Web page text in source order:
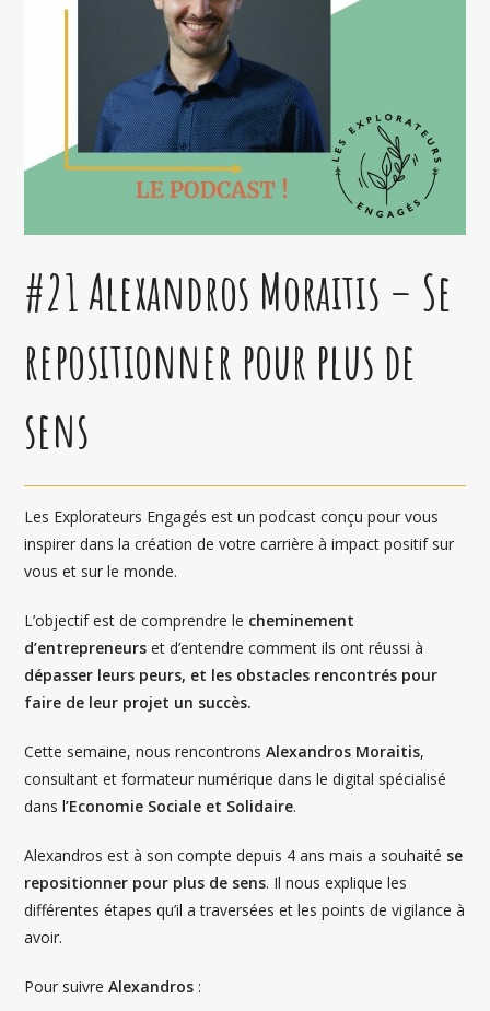
#21 Alexandros Moraitis – Se
repositionner pour plus de
sens
Les Explorateurs Engagés est un podcast conçu pour vous
inspirer dans la création de votre carrière à impact positif sur
vous et sur le monde.
L’objectif est de comprendre le cheminement
d’entrepreneurs et d’entendre comment ils ont réussi à
dépasser leurs peurs, et les obstacles rencontrés pour
faire de leur projet un succès.
Cette semaine, nous rencontronsAlexandros Moraitis,
consultant et formateur numérique dans le digital spécialisé
dans l’Economie Sociale et Solidaire.
Alexandros est à son compte depuis 4 ans mais a souhaité se
repositionner pour plus de sens. Il nous explique les
différentes étapes qu’il a traversées et les points de vigilance à
avoir.
Pour suivreAlexandros :